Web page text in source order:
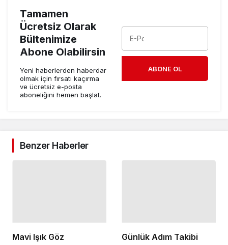
Tamamen
Ücretsiz Olarak
Bültenimize
Abone Olabilirsin
Yeni haberlerden haberdar
olmak için fırsatı kaçırma
ve ücretsiz e-posta
aboneliğini hemen başlat.
ABONE OL
Benzer Haberler
Mavi Işık Göz
Günlük Adım Takibi